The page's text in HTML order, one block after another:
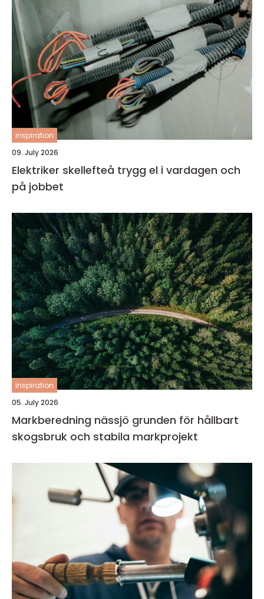
inspiration
09. July 2026
Elektriker skellefteå trygg el i vardagen och
på jobbet
inspiration
05. July 2026
Markberedning nässjö grunden för hållbart
skogsbruk och stabila markprojekt